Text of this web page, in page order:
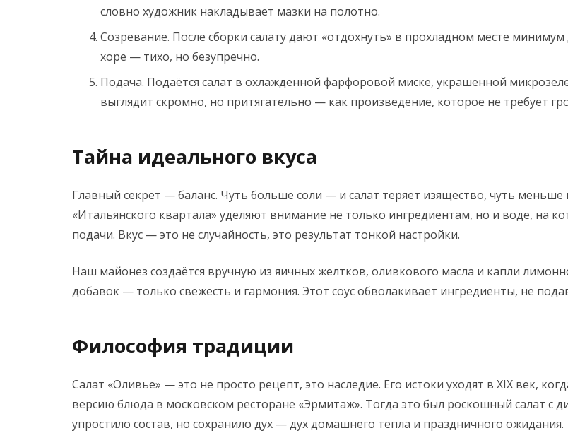
словно художник накладывает мазки на полотно.
Созревание. После сборки салату дают «отдохнуть» в прохладном месте минимум
хоре — тихо, но безупречно.
Подача. Подаётся салат в охлаждённой фарфоровой миске, украшенной
выглядит скромно, но притягательно — как произведение, которое не требует
Тайна идеального вкуса
Главный секрет — баланс. Чуть больше соли — и салат теряет изящество, чуть
«Итальянского квартала» уделяют внимание не только ингредиентам, но и воде, на
подачи. Вкус — это не случайность, это результат тонкой настройки.
Наш майонез создаётся вручную из яичных желтков, оливкового масла и капли
добавок — только свежесть и гармония. Этот соус обволакивает ингредиенты, не
Философия традиции
Салат «Оливье» — это не просто рецепт, это наследие. Его истоки уходят в XIX век,
версию блюда в московском ресторане «Эрмитаж». Тогда это был роскошный салат
упростило состав, но сохранило дух — дух домашнего тепла и праздничного ожидания.